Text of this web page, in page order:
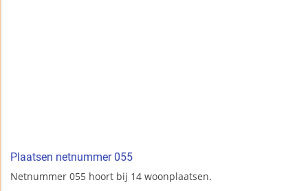
Plaatsen netnummer 055
Netnummer 055 hoort bij 14 woonplaatsen.